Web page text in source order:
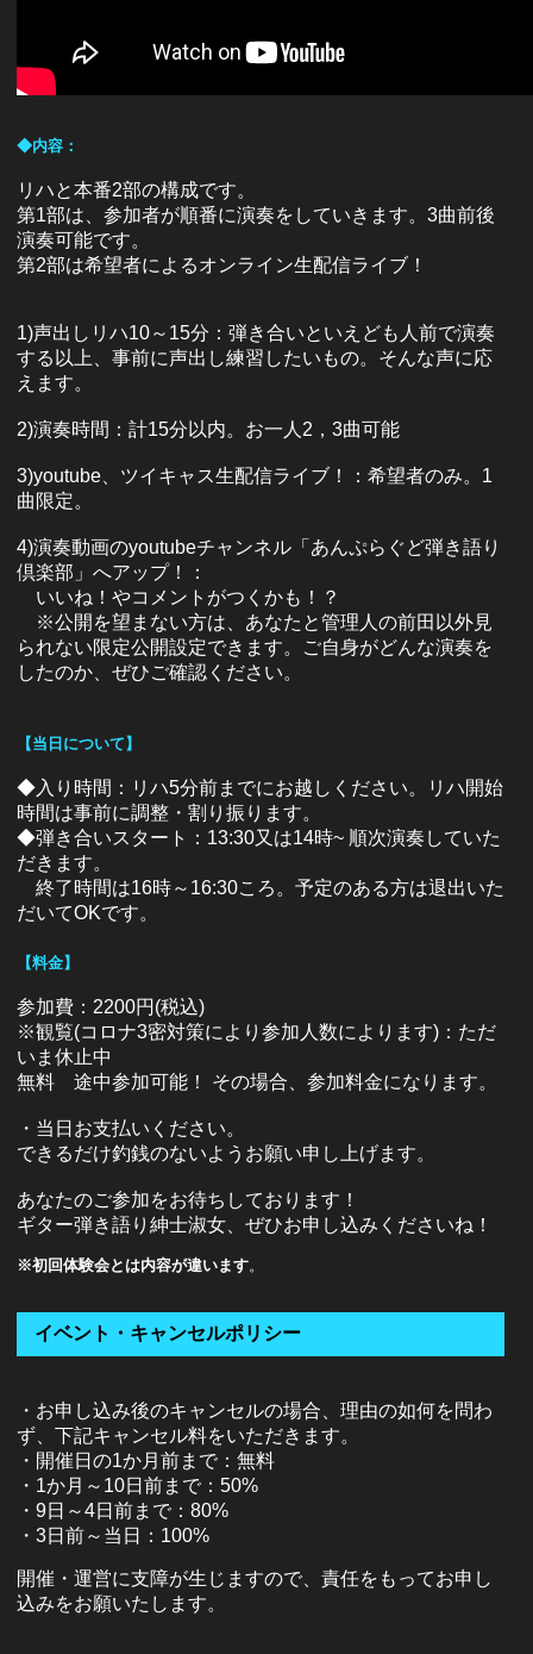
◆内容：
リハと本番2部の構成です。
第1部は、参加者が順番に演奏をしていきます。3曲前後
演奏可能です。
第2部は希望者によるオンライン生配信ライブ！
1)声出しリハ10～15分：弾き合いといえども人前で演奏
する以上、事前に声出し練習したいもの。そんな声に応
えます。
2)演奏時間：計15分以内。お一人2，3曲可能
3)youtube、ツイキャス生配信ライブ！：希望者のみ。1
曲限定。
4)演奏動画のyoutubeチャンネル「あんぷらぐど弾き語り
倶楽部」へアップ！：
いいね！やコメントがつくかも！？
※公開を望まない方は、あなたと管理人の前田以外見
られない限定公開設定できます。ご自身がどんな演奏を
したのか、ぜひご確認ください。
【当日について】
◆入り時間：リハ5分前までにお越しください。リハ開始
時間は事前に調整・割り振ります。
◆弾き合いスタート：13:30又は14時~ 順次演奏していた
だきます。
終了時間は16時～16:30ころ。予定のある方は退出いた
だいてOKです。
【料金】
参加費：2200円(税込)
※観覧(コロナ3密対策により参加人数によります)：ただ
いま休止中
無料 途中参加可能！ その場合、参加料金になります。
・当日お支払いください。
できるだけ釣銭のないようお願い申し上げます。
あなたのご参加をお待ちしております！
ギター弾き語り紳士淑女、ぜひお申し込みくださいね！
※初回体験会とは内容が違います。
イベント・キャンセルポリシー
・お申し込み後のキャンセルの場合、理由の如何を問わ
ず、下記キャンセル料をいただきます。
・開催日の1か月前まで：無料
・1か月～10日前まで：50%
・9日～4日前まで：80%
・3日前～当日：100%
開催・運営に支障が生じますので、責任をもってお申し
込みをお願いたします。